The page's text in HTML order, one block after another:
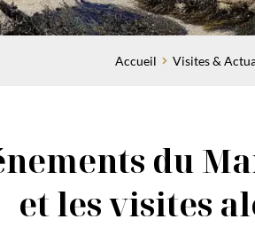
Accueil Visites &
du
et les visites